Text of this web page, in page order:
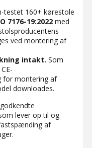
testet 160+ kørestole
7176-19:2022med
ved montering af
intakt. Som
for montering af
downloades.
lever op til og
af